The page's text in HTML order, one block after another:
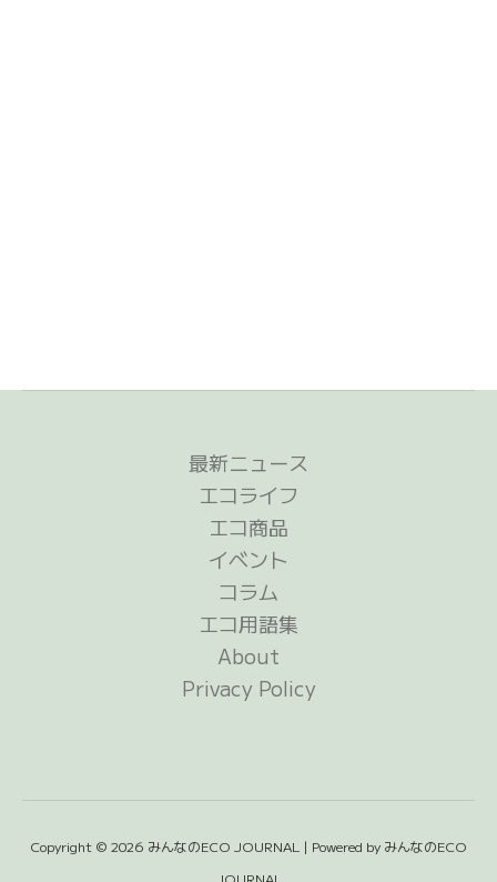
最新ニュース
エコライフ
エコ商品
イベント
コラム
エコ用語集
About
Privacy Policy
Copyright © 2026 みんなのECO JOURNAL | Powered by みんなのECO
JOURNAL